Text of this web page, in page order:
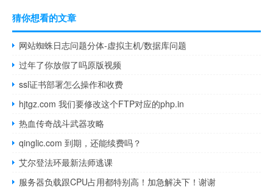
猜你想看的文章
网站蜘蛛日志问题分体-虚拟主机/数据库问题
过年了你放假了吗原版视频
ssl证书部署怎么操作和收费
hjtgz.com 我们要修改这个FTP对应的php.in
热血传奇战斗武器攻略
qinglic.com 到期，还能续费吗？
艾尔登法环最新法师逃课
服务器负载跟CPU占用都特别高！加急解决下！谢谢